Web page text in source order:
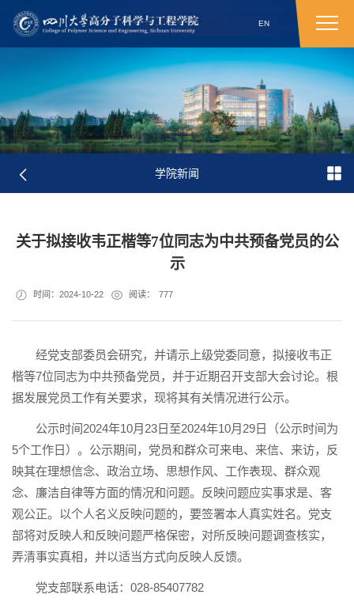
EN
学院新闻
关于拟接收韦正楷等7位同志为中共预备党员的公
示
时间：2024-10-22 阅读： 777
经党支部委员会研究，并请示上级党委同意，拟接收韦正
楷等7位同志为中共预备党员，并于近期召开支部大会讨论。根
据发展党员工作有关要求，现将其有关情况进行公示。
公示时间2024年10月23日至2024年10月29日（公示时间为
5个工作日）。公示期间，党员和群众可来电、来信、来访，反
映其在理想信念、政治立场、思想作风、工作表现、群众观
念、廉洁自律等方面的情况和问题。反映问题应实事求是、客
观公正。以个人名义反映问题的，要签署本人真实姓名。党支
部将对反映人和反映问题严格保密，对所反映问题调查核实，
弄清事实真相，并以适当方式向反映人反馈。
党支部联系电话：028-85407782